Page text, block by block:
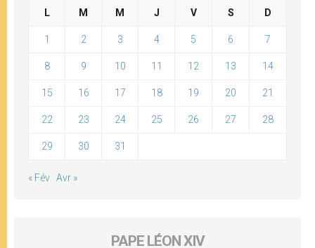
L M M J V S D
1 2 3 4 5 6 7
8 9 10 11 12 13 14
15 16 17 18 19 20 21
22 23 24 25 26 27 28
29 30 31
« Fév Avr »
PAPE LÉON XIV